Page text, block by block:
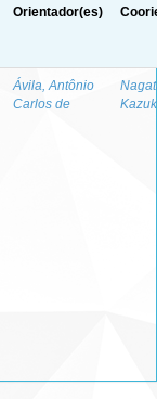
Orientador(es)
Ávila, Antônio
Carlos de